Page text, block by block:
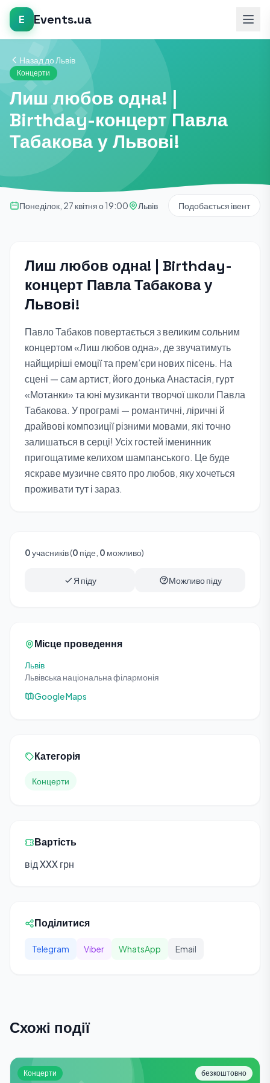
E Events.ua
Назад до Львів
Концерти
Лиш любов одна! |
Birthday-концерт Павла
Табакова у Львові!
Понеділок, 27 квітня о 19:00 Львів Подобається івент
Лиш любов одна! | Birthday-
концерт Павла Табакова у
Львові!
Павло Табаков повертається з великим сольним
концертом «Лиш любов одна», де звучатимуть
найщиріші емоції та прем’єри нових пісень. На
сцені — сам артист, його донька Анастасія, гурт
«Мотанки» та юні музиканти творчої школи Павла
Табакова. У програмі — романтичні, ліричні й
драйвові композиції різними мовами, які точно
залишаться в серці! Усіх гостей іменинник
пригощатиме келихом шампанського. Це буде
яскраве музичне свято про любов, яку хочеться
проживати тут і зараз.
0учасників (0 піде, 0 можливо)
Я піду Можливо піду
Місце проведення
Львів
Львівська національна філармонія
Google Maps
Категорія
Концерти
Вартість
від XXX грн
Поділитися
Telegram Viber WhatsApp Email
Схожі події
Концерти безкоштовно